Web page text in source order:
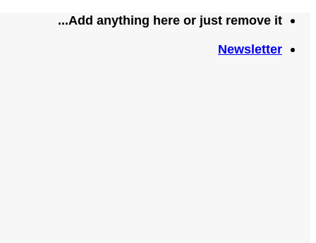
تخطيAdd anything here or just remove it...
Newsletter